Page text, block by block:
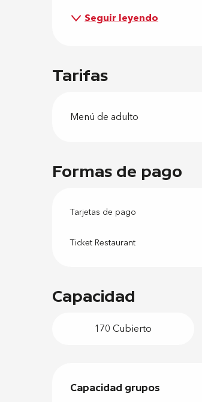
Seguir leyendo
Tarifas
Menú de adulto
Formas de pago
Tarjetas de pago
Ticket Restaurant
Capacidad
170 Cubierto
Capacidad grupos
Capacidad grupos